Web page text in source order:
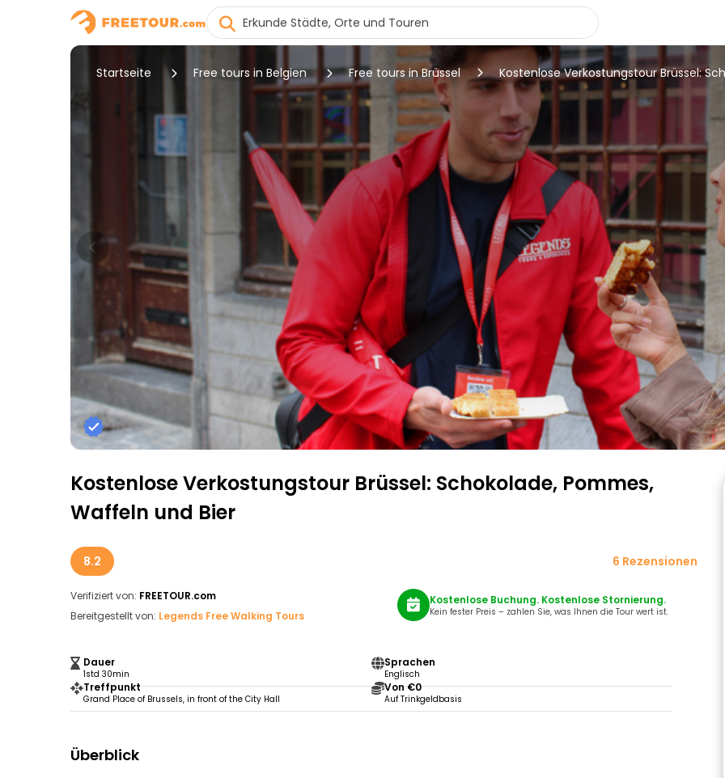
Startseite Free tours in Belgien Free tours in Brüssel Kostenlose Verkostungstour Brüssel:
Kostenlose Verkostungstour Brüssel: Schokolade, Pommes,
Waffeln und Bier
8.2 6 Rezensionen
Verifiziert von: FREETOUR.com
Bereitgestellt von: Legends Free Walking Tours
Dauer
1std 30min
Sprachen
Englisch
Treffpunkt
Grand Place of Brussels, in front of the City Hall
Von €0
Auf Trinkgeldbasis
Kostenlose Buchung. Kostenlose Stornierung.
Kein fester Preis – zahlen Sie, was Ihnen die Tour wert ist.
Überblick